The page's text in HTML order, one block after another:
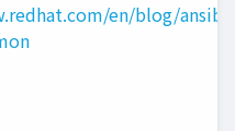
en/blog/